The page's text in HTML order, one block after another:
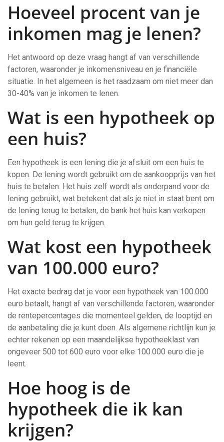
Hoeveel procent van je
inkomen mag je lenen?
Het antwoord op deze vraag hangt af van verschillende
factoren, waaronder je inkomensniveau en je financiële
situatie. In het algemeen is het raadzaam om niet meer dan
30-40% van je inkomen te lenen.
Wat is een hypotheek op
een huis?
Een hypotheek is een lening die je afsluit om een huis te
kopen. De lening wordt gebruikt om de aankoopprijs van het
huis te betalen. Het huis zelf wordt als onderpand voor de
lening gebruikt, wat betekent dat als je niet in staat bent om
de lening terug te betalen, de bank het huis kan verkopen
om hun geld terug te krijgen.
Wat kost een hypotheek
van 100.000 euro?
Het exacte bedrag dat je voor een hypotheek van 100.000
euro betaalt, hangt af van verschillende factoren, waaronder
de rentepercentages die momenteel gelden, de looptijd en
de aanbetaling die je kunt doen. Als algemene richtlijn kun je
echter rekenen op een maandelijkse hypotheeklast van
ongeveer 500 tot 600 euro voor elke 100.000 euro die je
leent.
Hoe hoog is de
hypotheek die ik kan
krijgen?